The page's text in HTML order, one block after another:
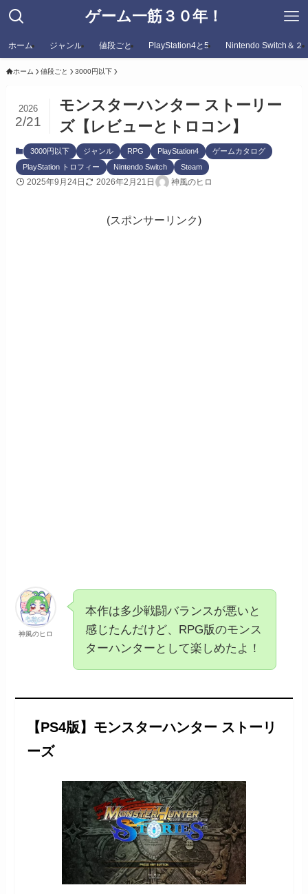
ゲーム一筋３０年！
ホーム ジャンル 値段ごと PlayStation4と5 Nintendo Switch＆２
ホーム 値段ごと 3000円以下
モンスターハンター ストーリー
ズ【レビューとトロコン】
2026
2/21
3000円以下 ジャンル RPG PlayStation4
ゲームカタログ
PlayStation トロフィー
Nintendo Switch Steam
2025年9月24日 2026年2月21日 神風のヒロ
(スポンサーリンク)
神風のヒロ
本作は多少戦闘バランスが悪いと
感じたんだけど、RPG版のモンス
ターハンターとして楽しめたよ！
【PS4版】モンスターハンター ストーリ
ーズ